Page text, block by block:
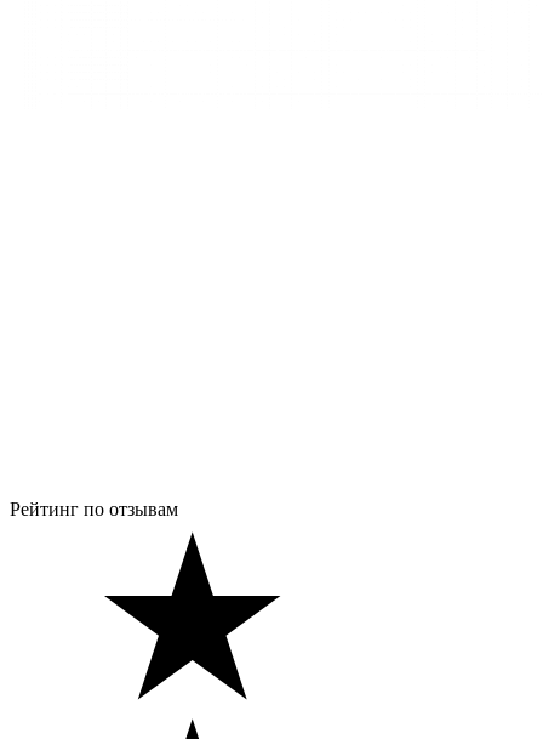
Рейтинг по отзывам